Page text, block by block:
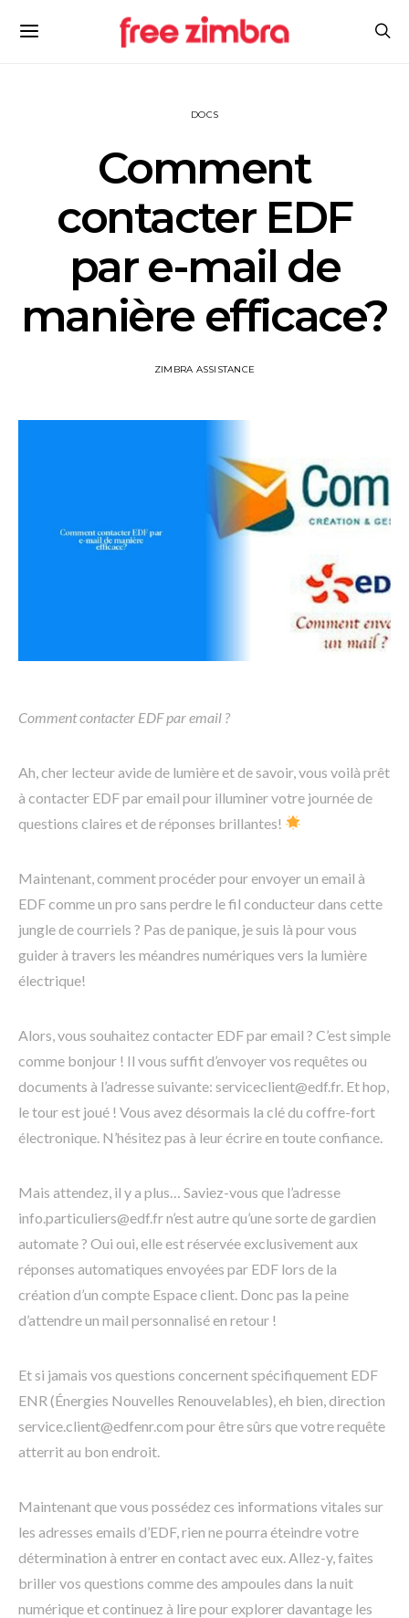
DOCS
Comment
contacter EDF
par e-mail de
manière efficace?
ZIMBRA ASSISTANCE
Comment contacter EDF par email ?
Ah, cher lecteur avide de lumière et de savoir, vous voilà prêt
à contacter EDF par email pour illuminer votre journée de
questions claires et de réponses brillantes!
Maintenant, comment procéder pour envoyer un email à
EDF comme un pro sans perdre le fil conducteur dans cette
jungle de courriels ? Pas de panique, je suis là pour vous
guider à travers les méandres numériques vers la lumière
électrique!
Alors, vous souhaitez contacter EDF par email ? C’est simple
comme bonjour ! Il vous suffit d’envoyer vos requêtes ou
documents à l’adresse suivante: serviceclient@edf.fr. Et hop,
le tour est joué ! Vous avez désormais la clé du coffre-fort
électronique. N’hésitez pas à leur écrire en toute confiance.
Mais attendez, il y a plus… Saviez-vous que l’adresse
info.particuliers@edf.fr n’est autre qu’une sorte de gardien
automate ? Oui oui, elle est réservée exclusivement aux
réponses automatiques envoyées par EDF lors de la
création d’un compte Espace client. Donc pas la peine
d’attendre un mail personnalisé en retour !
Et si jamais vos questions concernent spécifiquement EDF
ENR (Énergies Nouvelles Renouvelables), eh bien, direction
service.client@edfenr.com pour être sûrs que votre requête
atterrit au bon endroit.
Maintenant que vous possédez ces informations vitales sur
les adresses emails d’EDF, rien ne pourra éteindre votre
détermination à entrer en contact avec eux. Allez-y, faites
briller vos questions comme des ampoules dans la nuit
numérique et continuez à lire pour explorer davantage les